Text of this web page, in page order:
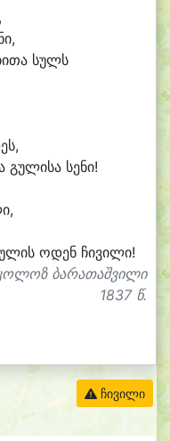
თა სულს
გულისა სენი!
ლის ოდენ ჩივილი!
ბარათაშვილი
1837 წ.
ჩივილი